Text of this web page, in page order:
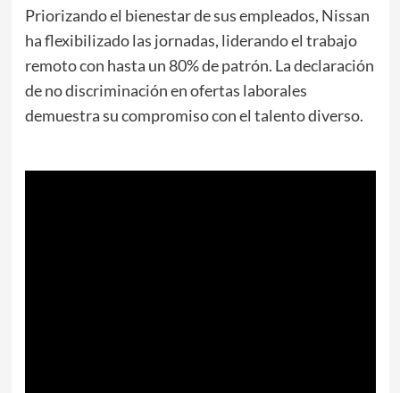
Priorizando el bienestar de sus empleados, Nissan
ha flexibilizado las jornadas, liderando el trabajo
remoto con hasta un 80% de patrón. La declaración
de no discriminación en ofertas laborales
demuestra su compromiso con el talento diverso.